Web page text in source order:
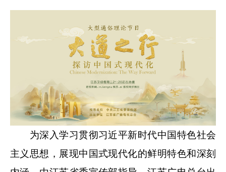
为深入学习贯彻习近平新时代中国特色社会
主义思想，展现中国式现代化的鲜明特色和深刻